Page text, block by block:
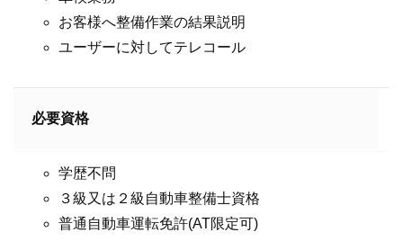
お客様へ整備作業の結果説明
ユーザーに対してテレコール
必要資格
学歴不問
３級又は２級自動車整備士資格
普通自動車運転免許(AT限定可)